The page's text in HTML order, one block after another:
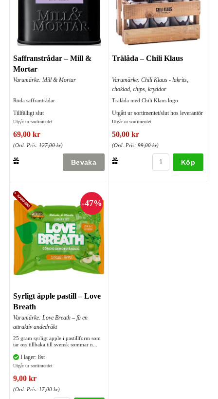
Saffranstrådar – Mill &
Mortar
Varumärke: Mill & Mortar
Röda saffrantrådar
Tillfälligt slut
Utgår ur sortimentet
69,00 kr
(Ord. Pris: 127,00 kr)
Trälåda – Chili Klaus
Varumärke: Chili Klaus - lakrits,
choklad, chips, kryddor
Trälåda med Chili Klaus logo
Utgått ur sortimentet/slut hos leverantör
Utgår ur sortimentet
50,00 kr
(Ord. Pris: 99,00 kr)
Köp
Syrligt äpple pastill – Love
Breath
Varumärke: Love Breath – få en
attraktiv andedräkt
25 gram syrligt äpple i pastillform som
tar oss tillbaka till svensk sommar n...
I lager: 8st
Utgår ur sortimentet
9,00 kr
(Ord. Pris: 17,00 kr)